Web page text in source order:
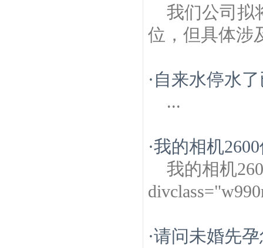
我们公司拟
位，但具体涉
· 自来水停水
...
·我的相机
我的相机
·请问未婚先